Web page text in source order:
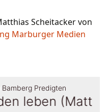
Scheitacker von
Marburger Medien